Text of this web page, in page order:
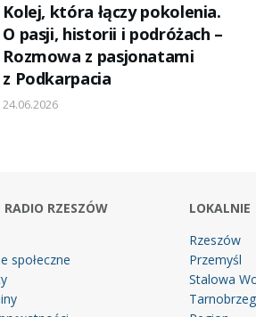
Kolej, która łączy pokolenia.
O pasji, historii i podróżach –
Rozmowa z pasjonatami
z Podkarpacia
24.06.2026
RADIO RZESZÓW
społeczne
LOKALNIE
Rzeszów
Przemyśl
Stalowa
Tarnobrzeg